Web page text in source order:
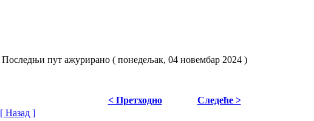
Последњи пут ажурирано ( понедељак, 04 новембар 2024 )
< Претходно
Следеће >
[ Назад ]